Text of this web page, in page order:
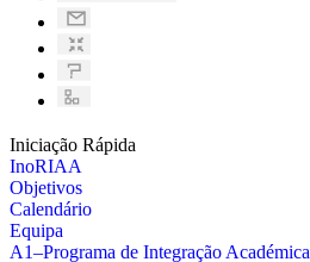
Iniciação Rápida
InoRIAA
Objetivos
Calendário
Equipa
A1–Programa de Integração Académica